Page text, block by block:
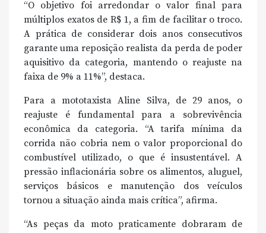
“O objetivo foi arredondar o valor final para
múltiplos exatos de R$ 1, a fim de facilitar o troco.
A prática de considerar dois anos consecutivos
garante uma reposição realista da perda de poder
aquisitivo da categoria, mantendo o reajuste na
faixa de 9% a 11%”, destaca.
Para a mototaxista Aline Silva, de 29 anos, o
reajuste é fundamental para a sobrevivência
econômica da categoria. “A tarifa mínima da
corrida não cobria nem o valor proporcional do
combustível utilizado, o que é insustentável. A
pressão inflacionária sobre os alimentos, aluguel,
serviços básicos e manutenção dos veículos
tornou a situação ainda mais crítica”, afirma.
“As peças da moto praticamente dobraram de